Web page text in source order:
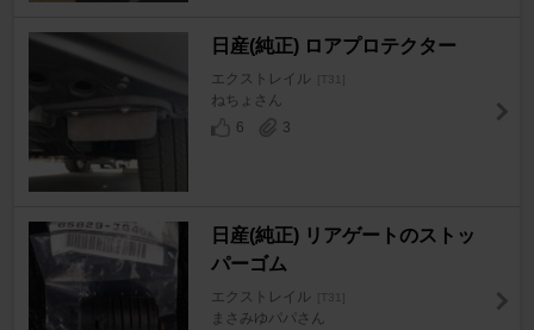
日産(純正) ロアプロテクター
エクストレイル [T31]
ねちょさん
6
3
日産(純正) リアゲートのストッ
パーゴム
エクストレイル [T31]
まさみゆパパさん